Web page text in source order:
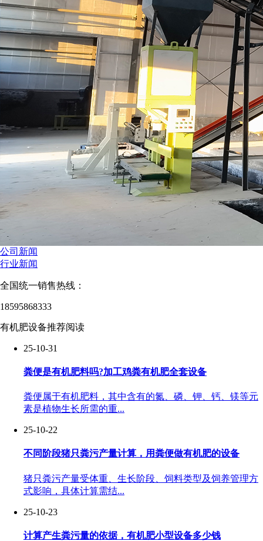
公司新闻
行业新闻
全国统一销售热线：
18595868333
有机肥设备推荐阅读
25-10-31
粪便是有机肥料吗?加工鸡粪有机肥全套设备
粪便属于有机肥料，其中含有的氮、磷、钾、钙、镁等元
素是植物生长所需的重...
25-10-22
不同阶段猪只粪污产量计算，用粪便做有机肥的设备
猪只粪污产量受体重、生长阶段、饲料类型及饲养管理方
式影响，具体计算需结...
25-10-23
计算产生粪污量的依据，有机肥小型设备多少钱